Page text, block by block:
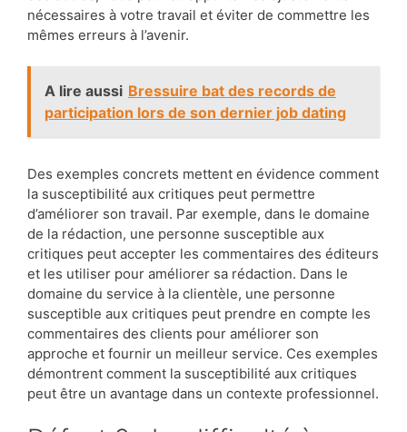
nécessaires à votre travail et éviter de commettre les
mêmes erreurs à l’avenir.
A lire aussi Bressuire bat des records de
participation lors de son dernier job dating
Des exemples concrets mettent en évidence comment
la susceptibilité aux critiques peut permettre
d’améliorer son travail. Par exemple, dans le domaine
de la rédaction, une personne susceptible aux
critiques peut accepter les commentaires des éditeurs
et les utiliser pour améliorer sa rédaction. Dans le
domaine du service à la clientèle, une personne
susceptible aux critiques peut prendre en compte les
commentaires des clients pour améliorer son
approche et fournir un meilleur service. Ces exemples
démontrent comment la susceptibilité aux critiques
peut être un avantage dans un contexte professionnel.